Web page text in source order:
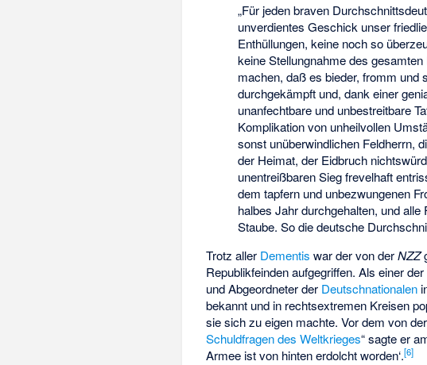
„Für jeden braven
unverdientes Geschick unser
Enthüllungen, keine noch so
keine Stellungnahme des
machen, daß es bieder, fromm und
durchgekämpft und, dank einer
unanfechtbare und unbestreitbare
Komplikation von unheilvollen
sonst unüberwindlichen Feldherrn,
der Heimat, der Eidbruch
unentreißbaren Sieg frevelhaft
dem tapfern und unbezwungenen
halbes Jahr durchgehalten, und
Staube. So die deutsche
Trotz aller Dementis war der von derNZZ
Republikfeinden aufgegriffen. Als einer
und Abgeordneter der Deutschnationalen
bekannt und in rechtsextremen Kreisen
sie sich zu eigen machte. Vor dem von
Schuldfragen des Weltkrieges“ sagte er
Armee ist von hinten erdolcht worden‘.[6]